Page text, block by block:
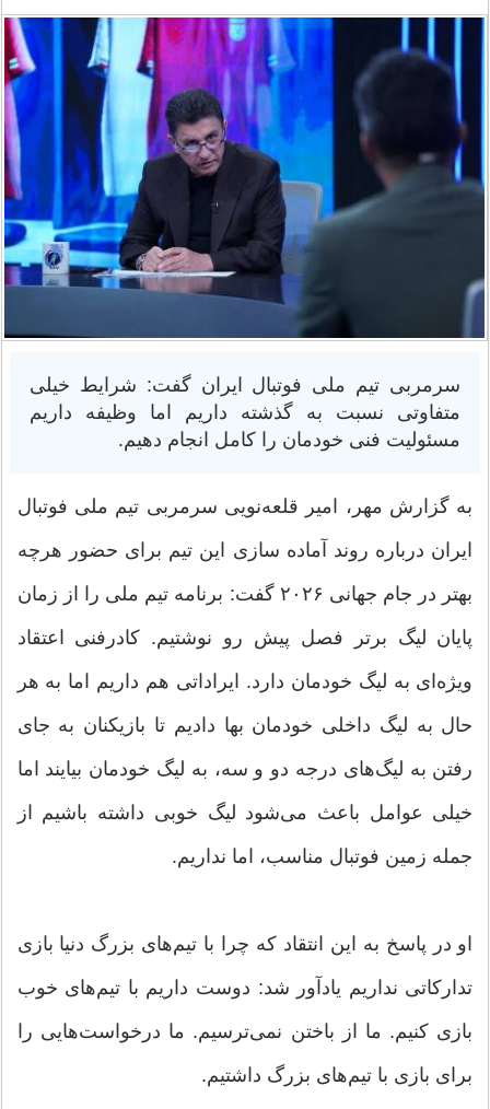
سرمربی تیم ملی فوتبال ایران گفت: شرایط خیلی
متفاوتی نسبت به گذشته داریم اما وظیفه داریم
مسئولیت فنی خودمان را کامل انجام دهیم.
به گزارش مهر، امیر قلعه‌نویی سرمربی تیم ملی فوتبال
ایران درباره روند آماده سازی این تیم برای حضور هرچه
بهتر در جام جهانی ۲۰۲۶ گفت: برنامه تیم ملی را از زمان
پایان لیگ برتر فصل پیش رو نوشتیم. کادرفنی اعتقاد
ویژه‌ای به لیگ خودمان دارد. ایراداتی هم داریم اما به هر
حال به لیگ داخلی خودمان بها دادیم تا بازیکنان به جای
رفتن به لیگ‌های درجه دو و سه، به لیگ خودمان بیایند اما
خیلی عوامل باعث می‌شود لیگ خوبی داشته باشیم از
جمله زمین فوتبال مناسب، اما نداریم.
او در پاسخ به این انتقاد که چرا با تیم‌های بزرگ دنیا بازی
تدارکاتی نداریم یادآور شد: دوست داریم با تیم‌های خوب
بازی کنیم. ما از باختن نمی‌ترسیم. ما درخواست‌هایی را
برای بازی با تیم‌های بزرگ داشتیم.